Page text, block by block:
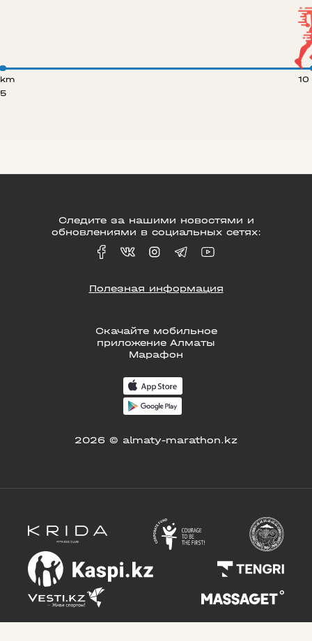
5
10
Скачайте мобильное
приложение Алматы
Марафон
2026 © almaty-marathon.kz
Следите за нашими новостями и
обновлениями в социальных сетях:
Полезная информация